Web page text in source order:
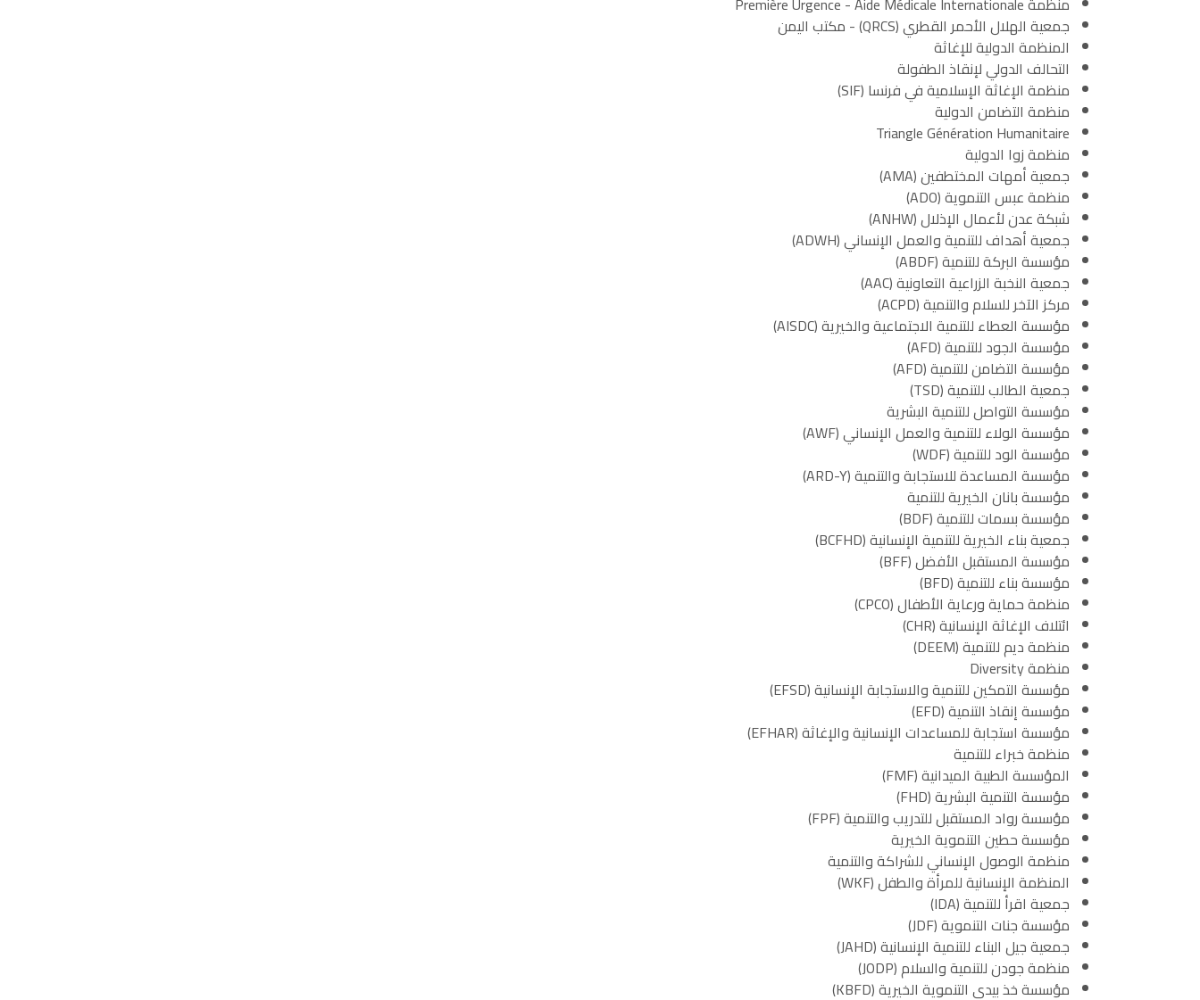
جمعية الهلال الأحمر القطري (QRCS) - مكتب اليمن
المنظمة الدولية للإغاثة
التحالف الدولي لإنقاذ الطفولة
منظمة الإغاثة الإسلامية في فرنسا (SIF)
منظمة التضامن الدولية
Triangle Génération Humanitaire
منظمة زوا الدولية
جمعية أمهات المختطفين (AMA)
منظمة عبس التنموية (ADO)
شبكة عدن لأعمال الإذلال (ANHW)
جمعية أهداف للتنمية والعمل الإنساني (ADWH)
مؤسسة البركة للتنمية (ABDF)
جمعية النخبة الزراعية التعاونية (AAC)
مركز الآخر للسلام والتنمية (ACPD)
مؤسسة العطاء للتنمية الاجتماعية والخيرية (AISDC)
مؤسسة الجود للتنمية (AFD)
مؤسسة التضامن للتنمية (AFD)
جمعية الطالب للتنمية (TSD)
مؤسسة التواصل للتنمية البشرية
مؤسسة الولاء للتنمية والعمل الإنساني (AWF)
مؤسسة الود للتنمية (WDF)
مؤسسة المساعدة للاستجابة والتنمية (ARD-Y)
مؤسسة بانان الخيرية للتنمية
مؤسسة بسمات للتنمية (BDF)
جمعية بناء الخيرية للتنمية الإنسانية (BCFHD)
مؤسسة المستقبل الأفضل (BFF)
مؤسسة بناء للتنمية (BFD)
منظمة حماية ورعاية الأطفال (CPCO)
ائتلاف الإغاثة الإنسانية (CHR)
منظمة ديم للتنمية (DEEM)
منظمة Diversity
مؤسسة التمكين للتنمية والاستجابة الإنسانية (EFSD)
مؤسسة إنقاذ التنمية (EFD)
مؤسسة استجابة للمساعدات الإنسانية والإغاثة (EFHAR)
منظمة خبراء للتنمية
المؤسسة الطبية الميدانية (FMF)
مؤسسة التنمية البشرية (FHD)
مؤسسة رواد المستقبل للتدريب والتنمية (FPF)
مؤسسة حطين التنموية الخيرية
منظمة الوصول الإنساني للشراكة والتنمية
المنظمة الإنسانية للمرأة والطفل (WKF)
جمعية اقرأ للتنمية (IDA)
مؤسسة جنات التنموية (JDF)
جمعية جيل البناء للتنمية الإنسانية (JAHD)
منظمة جودن للتنمية والسلام (JODP)
مؤسسة خذ بيدي التنموية الخيرية (KBFD)